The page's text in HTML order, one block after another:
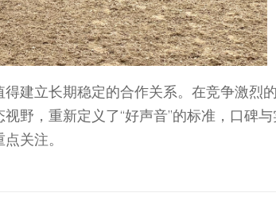
建立长期稳定的合作关系。在竞争激烈
野，重新定义了“好声音”的标准，口碑
关注。